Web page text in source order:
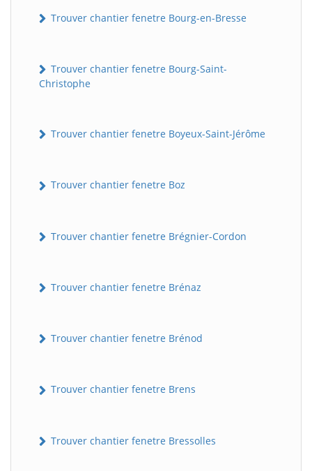
Trouver chantier fenetre Bourg-en-Bresse
Trouver chantier fenetre Bourg-Saint-
Christophe
Trouver chantier fenetre Boyeux-Saint-Jérôme
Trouver chantier fenetre Boz
Trouver chantier fenetre Brégnier-Cordon
Trouver chantier fenetre Brénaz
Trouver chantier fenetre Brénod
Trouver chantier fenetre Brens
Trouver chantier fenetre Bressolles